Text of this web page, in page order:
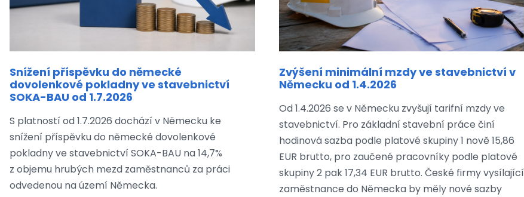
Snížení příspěvku do německé
dovolenkové pokladny ve stavebnictví
SOKA-BAU od 1.7.2026
S platností od 1.7.2026 dochází v Německu ke
snížení příspěvku do německé dovolenkové
pokladny ve stavebnictví SOKA-BAU na 14,7%
z objemu hrubých mezd zaměstnanců za práci
odvedenou na území Německa.
Zvýšení minimální mzdy ve stavebnictví v
Německu od 1.4.2026
Od 1.4.2026 se v Německu zvyšují tarifní mzdy ve
stavebnictví. Pro základní stavební práce činí
hodinová sazba podle platové skupiny 1 nově 15,86
EUR brutto, pro zaučené pracovníky podle platové
skupiny 2 pak 17,34 EUR brutto. České firmy vysílající
zaměstnance do Německa by měly nové sazby